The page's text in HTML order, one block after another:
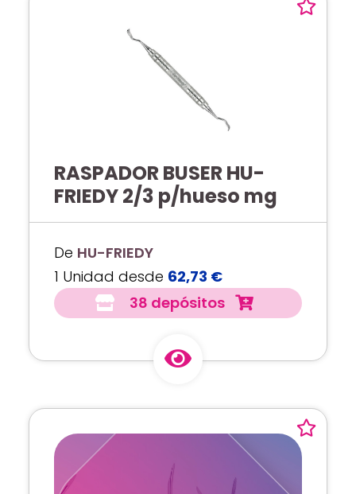
RASPADOR BUSER HU-
FRIEDY 2/3 p/hueso mg
De HU-FRIEDY
1 Unidad desde 62,73 €
38 depósitos